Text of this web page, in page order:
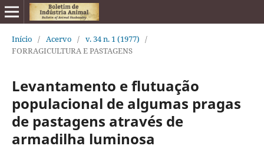
Início / Acervo / v. 34 n. 1 (1977) /
FORRAGICULTURA E PASTAGENS
Levantamento e flutuação
populacional de algumas pragas
de pastagens através de
armadilha luminosa